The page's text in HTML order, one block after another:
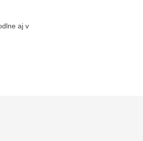
aj v